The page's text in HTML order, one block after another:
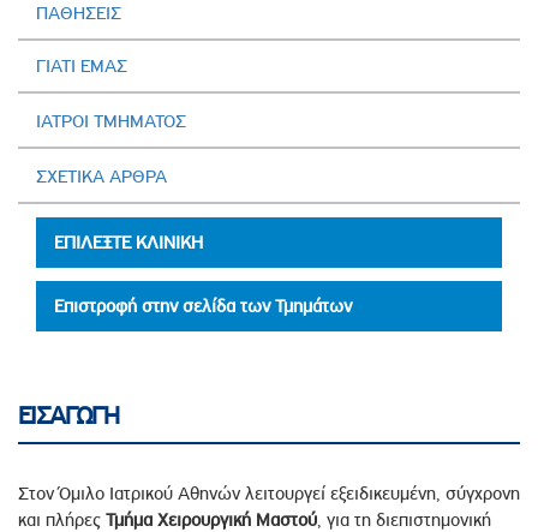
ΠΑΘΗΣΕΙΣ
ΓΙΑΤΙ ΕΜΑΣ
ΙΑΤΡΟΙ ΤΜΗΜΑΤΟΣ
ΣΧΕΤΙΚΑ ΑΡΘΡΑ
ΕΠΙΛΕΞΤΕ ΚΛΙΝΙΚΗ
Επιστροφή στην σελίδα των Τμημάτων
ΕΙΣΑΓΩΓΗ
Στον Όμιλο Ιατρικού Αθηνών λειτουργεί εξειδικευμένη, σύγχρονη
και πλήρες Τμήμα Χειρουργική Μαστού, για τη διεπιστημονική